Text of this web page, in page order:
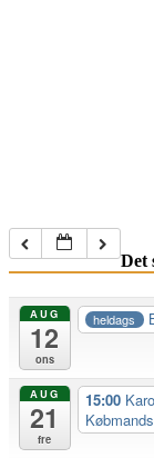
Det
AUG
12
ons
heldags
AUG
21
fre
15:00